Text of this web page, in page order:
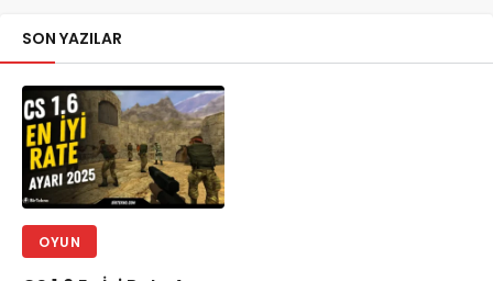
SON YAZILAR
OYUN